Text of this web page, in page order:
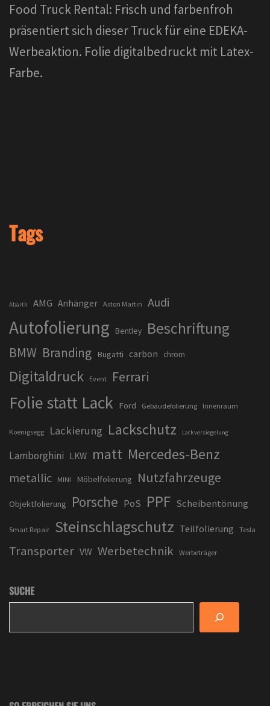
Food Truck Rental: Frisch und farbenfroh
präsentiert sich dieser Truck für eine EDEKA-
Werbeaktion. Folie digitalbedruckt mit Latex-
Farbe.
Tags
Abarth AMG Anhänger Aston Martin Audi
Autofolierung Bentley Beschriftung
BMW Branding Bugatti carbon chrom
Digitaldruck Event Ferrari
Folie statt Lack Ford Gebäudefolierung Innenraum
Koenigsegg Lackierung Lackschutz Lackversiegelung
Lamborghini LKW matt Mercedes-Benz
metallic MINI Möbelfolierung Nutzfahrzeuge
Objektfolierung Porsche PoS PPF Scheibentönung
Smart Repair Steinschlagschutz Teilfolierung Tesla
Transporter VW Werbetechnik Werbeträger
SUCHE